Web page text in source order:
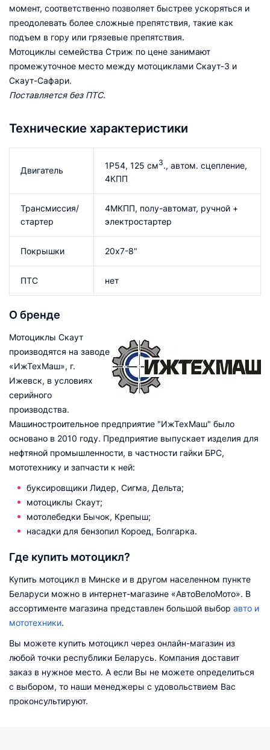
момент, соответственно позволяет быстрее ускоряться и
преодолевать более сложные препятствия, такие как
подъем в гору или грязевые препятствия.
Мотоциклы семейства Стриж по цене занимают
промежуточное место между мотоциклами Скаут-3 и
Скаут-Сафари.
Поставляется без ПТС.
Технические характеристики
Двигатель 1Р54, 125 см3., автом. сцепление,
4КПП
Трансмиссия/
стартер
4МКПП, полу-автомат, ручной +
электростартер
Покрышки 20х7-8"
ПТС нет
О бренде
Мотоциклы Скаут
производятся на заводе
«ИжТехМаш», г.
Ижевск, в условиях
серийного
производства.
Машиностроительное предприятие "ИжТехМаш" было
основано в 2010 году. Предприятие выпускает изделия для
нефтяной промышленности, в частности гайки БРС,
мототехнику и запчасти к ней:
буксировщики Лидер, Сигма, Дельта;
мотоциклы Скаут;
мотолебедки Бычок, Крепыш;
насадки для бензопил Короед, Болгарка.
Где купить мотоцикл?
Купить мотоцикл в Минске и в другом населенном пункте
Беларуси можно в интернет-магазине «АвтоВелоМото». В
ассортименте магазина представлен большой выбор авто и
мототехники.
Вы можете купить мотоцикл через онлайн-магазин из
любой точки республики Беларусь. Компания доставит
заказ в нужное место. А если Вы не можете определиться
с выбором, то наши менеджеры с удовольствием Вас
проконсультируют.